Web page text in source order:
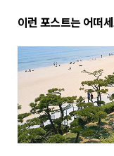
이런 포스트는 어떠